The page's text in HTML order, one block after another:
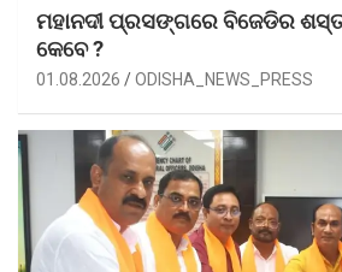
ମହାନଦୀ ପ୍ରସଙ୍ଗରେ ବିଜେଡିର
କେବେ ?
01.08.2026 ODISHA_NEWS_PRESS